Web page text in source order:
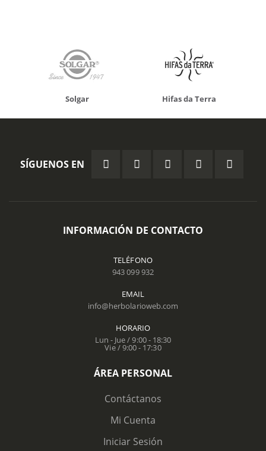
Solgar Hifas da Terra
SÍGUENOS EN
INFORMACIÓN DE CONTACTO
TELÉFONO
943 099 932
EMAIL
info@herbolarioweb.com
HORARIO
Lun - Jue / 9:00 - 18:30
Vie / 9:00 - 17:30
ÁREA PERSONAL
Contáctanos
Mi Cuenta
Iniciar Sesión